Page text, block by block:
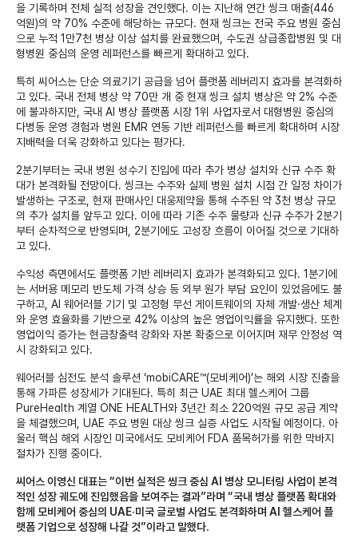
을 기록하며 전체 실적 성장을 견인했다. 이는 지난해 연간 씽크 매출(446
억원)의 약 70% 수준에 해당하는 규모다. 현재 씽크는 전국 주요 병원 중심
으로 누적 1만7천 병상 이상 설치를 완료했으며, 수도권 상급종합병원 및 대
형병원 중심의 운영 레퍼런스를 빠르게 확대하고 있다.
특히 씨어스는 단순 의료기기 공급을 넘어 플랫폼 레버리지 효과를 본격화하
고 있다. 국내 전체 병상 약 70만 개 중 현재 씽크 설치 병상은 약 2% 수준
에 불과하지만, 국내 AI 병상 플랫폼 시장 1위 사업자로서 대형병원 중심의
다병동 운영 경험과 병원 EMR 연동 기반 레퍼런스를 빠르게 확대하며 시장
지배력을 더욱 강화하고 있다는 평가다.
2분기부터는 국내 병원 성수기 진입에 따라 추가 병상 설치와 신규 수주 확
대가 본격화될 전망이다. 씽크는 수주와 실제 병원 설치 시점 간 일정 차이가
발생하는 구조로, 현재 판매사인 대웅제약을 통해 수주된 약 3천 병상 규모
의 추가 설치를 앞두고 있다. 이에 따라 기존 수주 물량과 신규 수주가 2분기
부터 순차적으로 반영되며, 2분기에도 고성장 흐름이 이어질 것으로 기대하
고 있다.
수익성 측면에서도 플랫폼 기반 레버리지 효과가 본격화되고 있다. 1분기에
는 서버용 메모리 반도체 가격 상승 등 외부 원가 부담 요인이 있었음에도 불
구하고, AI 웨어러블 기기 및 고정형 무선 게이트웨이의 자체 개발·생산 체계
와 운영 효율화를 기반으로 42% 이상의 높은 영업이익률을 유지했다. 또한
영업이익 증가는 현금창출력 강화와 자본 확충으로 이어지며 재무 안정성 역
시 강화되고 있다.
웨어러블 심전도 분석 솔루션 ‘mobiCARE™(모비케어)’는 해외 시장 진출을
통해 가파른 성장세가 기대된다. 특히 최근 UAE 최대 헬스케어 그룹
PureHealth 계열 ONE HEALTH와 3년간 최소 220억원 규모 공급 계약
을 체결했으며, UAE 주요 병원 대상 씽크 실증 사업도 시작될 예정이다. 아
울러 핵심 해외 시장인 미국에서도 모비케어 FDA 품목허가를 위한 막바지
절차가 진행 중이다.
씨어스 이영신 대표는 “이번 실적은 씽크 중심 AI 병상 모니터링 사업이 본격
적인 성장 궤도에 진입했음을 보여주는 결과”라며 “국내 병상 플랫폼 확대와
함께 모비케어 중심의 UAE·미국 글로벌 사업도 본격화하며 AI 헬스케어 플
랫폼 기업으로 성장해 나갈 것”이라고 말했다.